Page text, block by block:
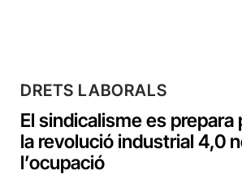
DRETS LABORALS
El sindicalisme es prepara
la revolució industrial 4,0
l’ocupació